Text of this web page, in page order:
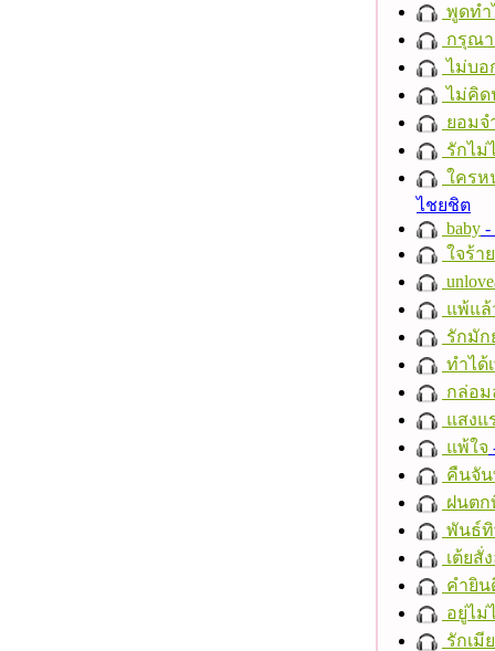
พูดทำ
กรุณา
ไม่บอ
ไม่คิด
ยอม
รักไม่
ใครห
ไชยชิต
baby -
ใจร้าย
แพ้แล้
รักมัก
ทำได้
กล่อม
แสงแ
แพ้ใจ
คืนจั
ฝนตก
พันธ์
เต้ยสั่
คำยิน
อยู่ไม่
รักเมี